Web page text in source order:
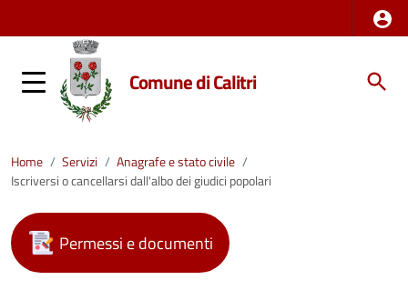
Comune di Calitri
Home / Servizi / Anagrafe e stato civile /
Iscriversi o cancellarsi dall'albo dei giudici popolari
Permessi e documenti